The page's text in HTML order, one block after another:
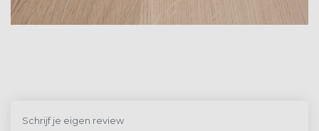
Schrijf je eigen review